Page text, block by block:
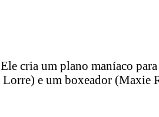
cria um plano maníaco
e um boxeador (Maxie